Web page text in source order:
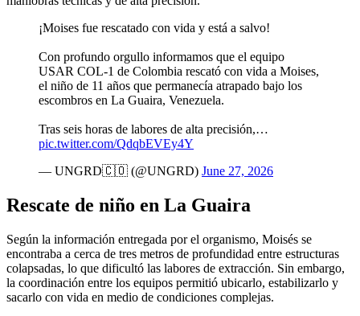
¡Moises fue rescatado con vida y está a salvo!
Con profundo orgullo informamos que el equipo
USAR COL-1 de Colombia rescató con vida a Moises,
el niño de 11 años que permanecía atrapado bajo los
escombros en La Guaira, Venezuela.
Tras seis horas de labores de alta precisión,…
pic.twitter.com/QdqbEVEy4Y
— UNGRD🇨🇴 (@UNGRD) June 27, 2026
Rescate de niño en La Guaira
Según la información entregada por el organismo, Moisés se
encontraba a cerca de tres metros de profundidad entre estructuras
colapsadas, lo que dificultó las labores de extracción. Sin embargo,
la coordinación entre los equipos permitió ubicarlo, estabilizarlo y
sacarlo con vida en medio de condiciones complejas.